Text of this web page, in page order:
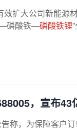
效扩大公司新能源
—磷酸铁—磷酸铁锂
，宣布43
称，为保障客户